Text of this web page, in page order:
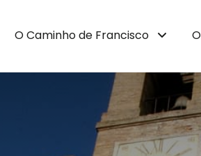
O Caminho de Francisco